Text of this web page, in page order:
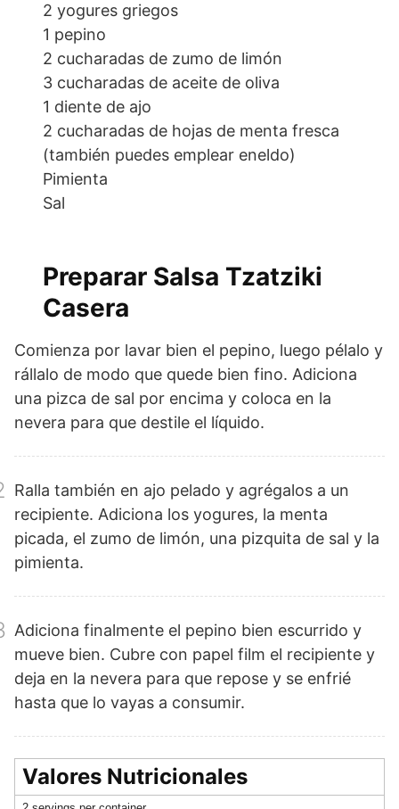
2 yogures griegos
1 pepino
2 cucharadas de zumo de limón
3 cucharadas de aceite de oliva
1 diente de ajo
2 cucharadas de hojas de menta fresca
(también puedes emplear eneldo)
Pimienta
Sal
Preparar Salsa Tzatziki
Casera
Comienza por lavar bien el pepino, luego pélalo y
rállalo de modo que quede bien fino. Adiciona
una pizca de sal por encima y coloca en la
nevera para que destile el líquido.
Ralla también en ajo pelado y agrégalos a un
recipiente. Adiciona los yogures, la menta
picada, el zumo de limón, una pizquita de sal y la
pimienta.
Adiciona finalmente el pepino bien escurrido y
mueve bien. Cubre con papel film el recipiente y
deja en la nevera para que repose y se enfrié
hasta que lo vayas a consumir.
Valores Nutricionales